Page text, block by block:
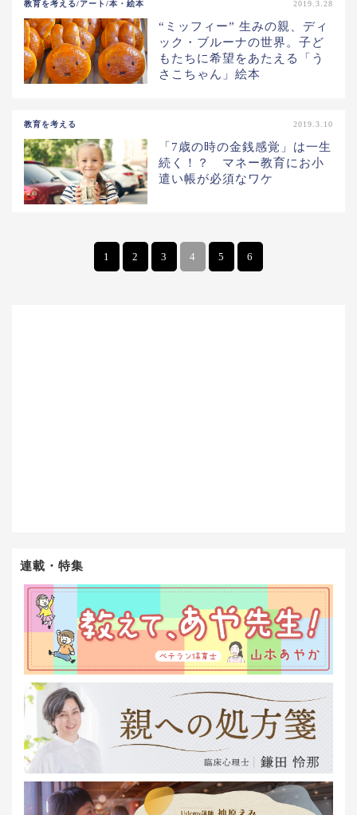
教育を考える/アート/本・絵本 2019.3.28
“ミッフィー” 生みの親、ディ
ック・ブルーナの世界。子ど
もたちに希望をあたえる「う
さこちゃん」絵本
教育を考える 2019.3.10
「7歳の時の金銭感覚」は一生
続く！？ マネー教育にお小
遣い帳が必須なワケ
1 2 3 4 5 6
連載・特集